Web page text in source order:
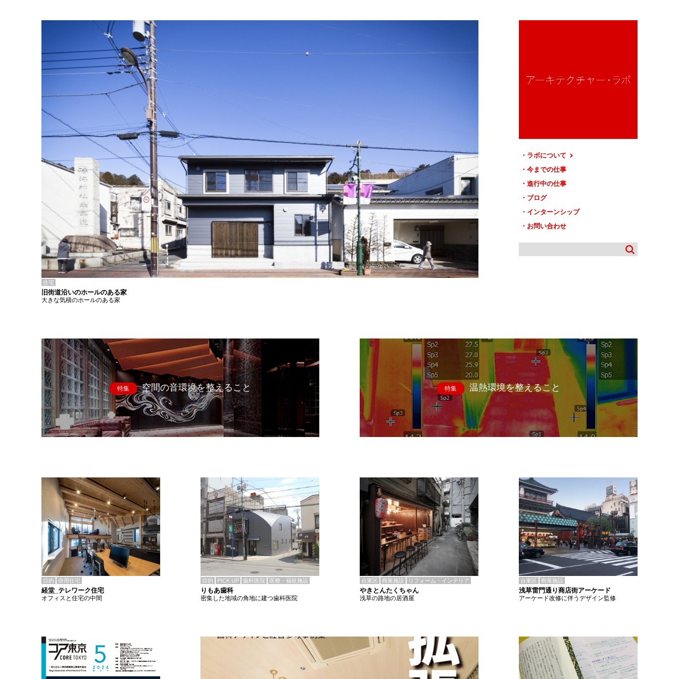
ラボについて
今までの仕事
進行中の仕事
ブログ
インターンシップ
お問い合わせ
住宅
旧街道沿いのホールのある家
大きな気積のホールのある家
特集 空間の音環境を整えること 特集 温熱環境を整えること
目的 併用住宅
経堂_テレワーク住宅
オフィスと住宅の中間
目的 PICK UP 歯科医院 医療・福祉施設
りもあ歯科
密集した地域の角地に建つ歯科医院
台東区 商業施設 リフォーム・インテリア
やきとんたくちゃん
浅草の路地の居酒屋
台東区 商業施設
浅草雷門通り商店街アーケード
アーケード改修に伴うデザイン監修